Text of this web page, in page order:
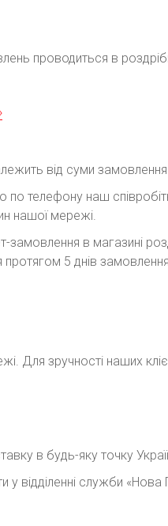
проводиться в
від суми
по телефону наш
нашої мережі.
замовлення в магазині
протягом 5 днів
Для зручності наших
в будь-яку точку
відділенні служби